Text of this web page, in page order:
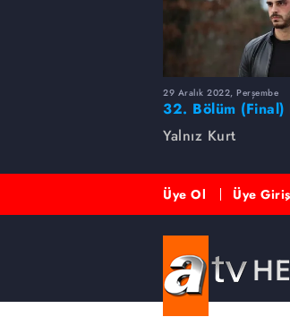
29 Aralık 2022, Perşembe
32. Bölüm (Final)
Galeri
Yalnız Kurt
Üye Ol Üye